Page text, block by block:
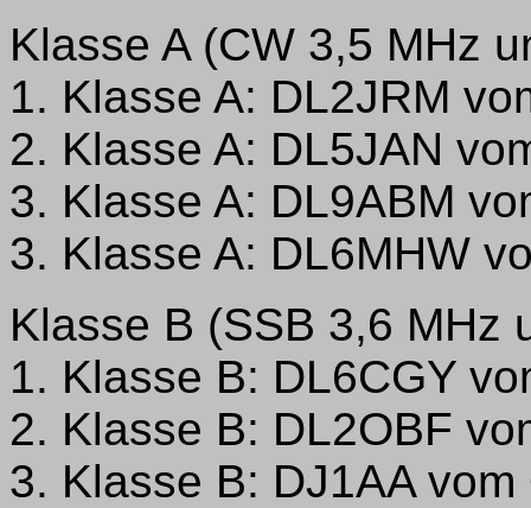
Klasse A (CW 3,5 MHz
1. Klasse A: DL2JRM
2. Klasse A: DL5JAN
3. Klasse A: DL9ABM
3. Klasse A: DL6MHW
Klasse B (SSB 3,6 MHz
1. Klasse B: DL6CGY
2. Klasse B: DL2OBF
3. Klasse B: DJ1AA